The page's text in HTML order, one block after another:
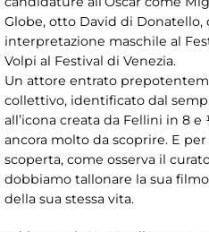
Globe, otto David di
interpretazione maschile al
Volpi al Festival di Venezia.
Un attore entrato
collettivo, identificato dal
all’icona creata da Fellini in 8
ancora molto da scoprire. E
scoperta, come osserva il
dobbiamo tallonare la sua
della sua stessa vita.